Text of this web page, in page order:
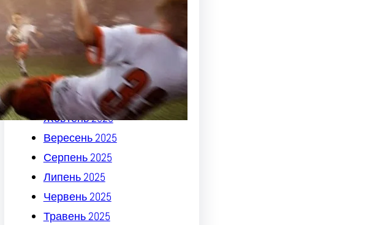
Березень 2026
Лютий 2026
Січень 2026
Грудень 2025
Листопад 2025
Жовтень 2025
Вересень 2025
Серпень 2025
Липень 2025
Червень 2025
Травень 2025